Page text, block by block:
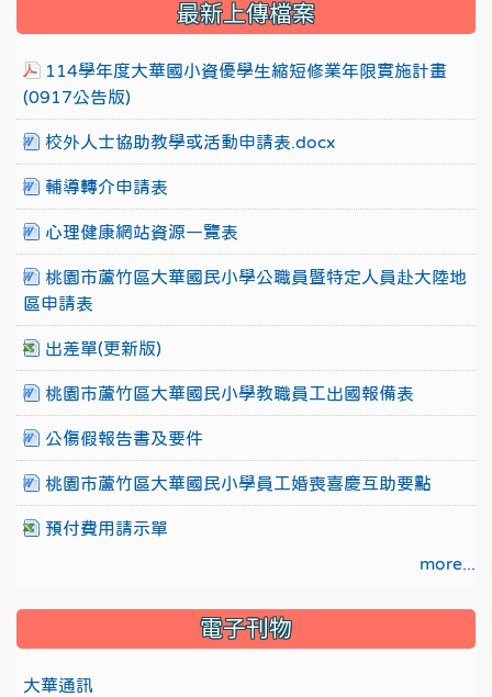
最新上傳檔案
114學年度大華國小資優學生縮短修業年限實施計畫
(0917公告版)
校外人士協助教學或活動申請表.docx
輔導轉介申請表
心理健康網站資源一覽表
桃園市蘆竹區大華國民小學公職員暨特定人員赴大陸地
區申請表
出差單(更新版)
桃園市蘆竹區大華國民小學教職員工出國報備表
公傷假報告書及要件
桃園市蘆竹區大華國民小學員工婚喪喜慶互助要點
預付費用請示單
more...
電子刊物
大華通訊